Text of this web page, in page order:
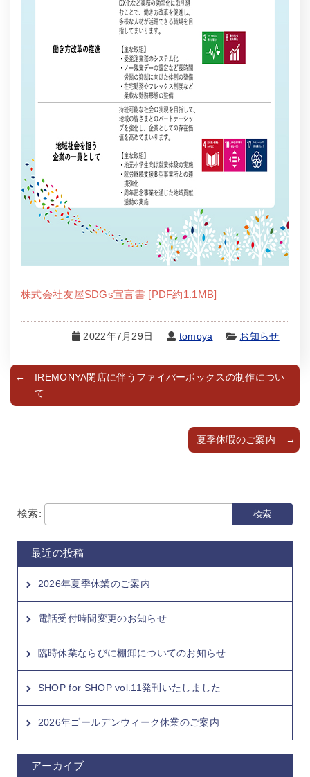
株式会社友屋SDGs宣言書 [PDF約1.1MB]
2022年7月29日 tomoya お知らせ
IREMONYA閉店に伴うファイバーボックスの制作につい
て
夏季休暇のご案内
検索:
最近の投稿
2026年夏季休業のご案内
電話受付時間変更のお知らせ
臨時休業ならびに棚卸についてのお知らせ
SHOP for SHOP vol.11発刊いたしました
2026年ゴールデンウィーク休業のご案内
アーカイブ